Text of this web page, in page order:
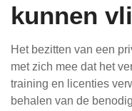
kunnen
Het bezitten van een
met zich mee dat het
training en licenties
behalen van de